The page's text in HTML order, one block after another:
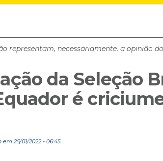
representam, necessariamente, a opinião
da Seleção
é
25/01/2022 - 06:45